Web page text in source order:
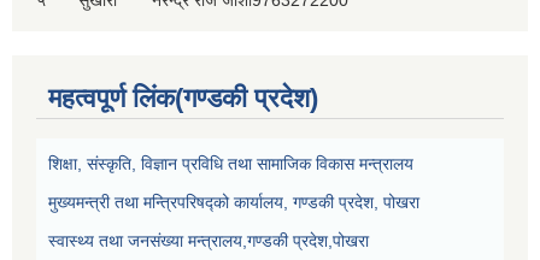
महत्वपूर्ण लिंक(गण्डकी प्रदेश)
शिक्षा, संस्कृति, विज्ञान प्रविधि तथा सामाजिक विकास मन्त्रालय
मुख्यमन्त्री तथा मन्त्रिपरिषद्को कार्यालय, गण्डकी प्रदेश, पोखरा
स्वास्थ्य तथा जनसंख्या मन्त्रालय,गण्डकी प्रदेश,पोखरा